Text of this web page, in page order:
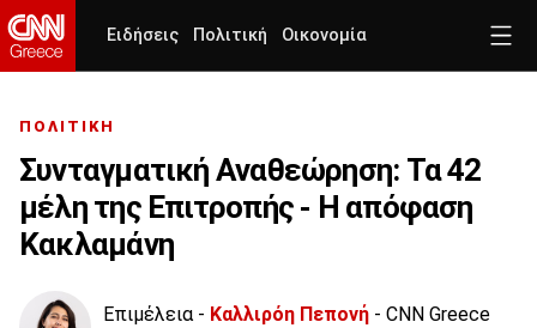
Ειδήσεις Πολιτική Οικονομία
ΠΟΛΙΤΙΚΗ
Συνταγματική Αναθεώρηση: Τα 42
μέλη της Επιτροπής - Η απόφαση
Κακλαμάνη
Επιμέλεια - Καλλιρόη Πεπονή - CNN Greece